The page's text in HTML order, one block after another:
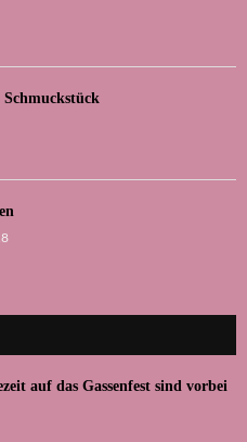
auf das Gassenfest sind vorbei